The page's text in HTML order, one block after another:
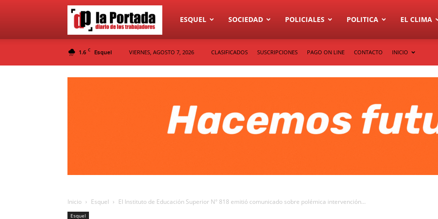
Diario
La
ESQUEL SOCIEDAD POLICIALES POLITICA EL CLIMA
1.6 C Esquel VIERNES, AGOSTO 7, 2026 CLASIFICADOS SUSCRIPCIONES PAGO ON LINE CONTACTO INICIO
Inicio Esquel El Instituto de Educación Superior N° 818 emitió comunicado sobre polémica intervención...
Esquel